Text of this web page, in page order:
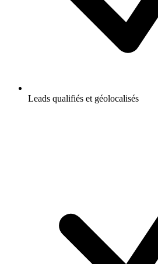
Leads qualifiés et géolocalisés